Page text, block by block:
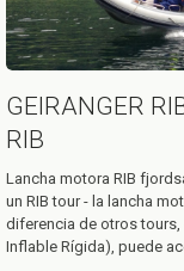
GEIRANGER
RIB
Lancha motora RIB
un RIB tour - la lancha
diferencia de otros tours,
Inflable Rígida), puede